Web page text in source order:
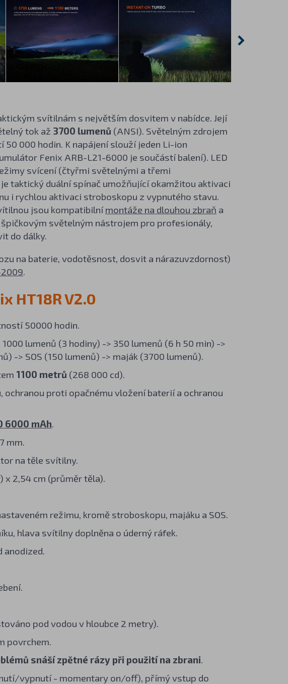
svítilnám s největším dosvitem v nabídce. Její
tok až 3700 lumenů (ANSI). Světelným zdrojem
50 000 hodin. K napájení slouží jeden Li-ion
Fenix ARB-L21-6000 je součástí balení). LED
svícení (čtyřmi světelnými a třemi
taktický duální spínač umožňující okamžitou aktivaci
i rychlou aktivaci stroboskopu z vypnutého stavu.
jsou kompatibilnímontáže na dlouhou zbraň a
špičkovým světelným nástrojem pro profesionály,
do dálky.
na baterie, vodotěsnost, dosvit a nárazuvzdornost)
.
HT18R V2.0
50000 hodin.
lumenů (3 hodiny) -> 350 lumenů (6 h 50 min) ->
-> SOS (150 lumenů) -> maják (3700 lumenů).
1100 metrů (268 000 cd).
proti opačnému vložení baterií a ochranou
6000 mAh.
mm.
na těle svítilny.
x 2,54 cm (průměr těla).
režimu, kromě stroboskopu, majáku a SOS.
hlava svítilny doplněna o úderný ráfek.
anodized.
pod vodou v hloubce 2 metry).
povrchem.
snáší zpětné rázy při použití na zbrani.
vypnutí - momentary on/off), přímý vstup do